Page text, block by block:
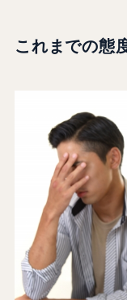
これまでの態